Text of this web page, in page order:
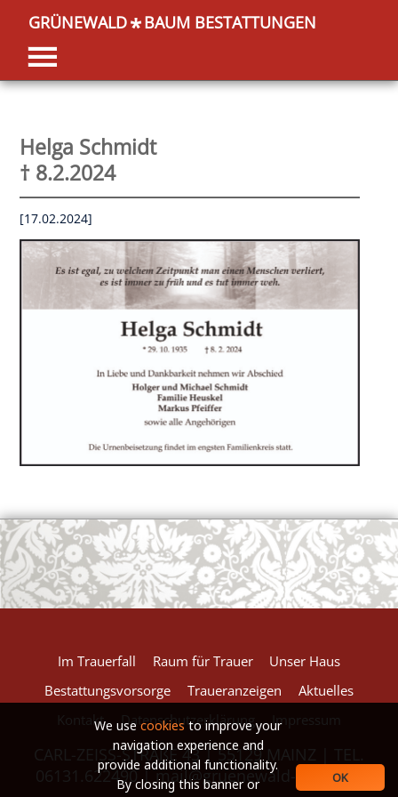
We use cookies to improve your
navigation experience and
provide additional functionality.
By closing this banner or
OK
European Commission | Cookies Policy
powered by
GRÜNEWALD*BAUM BESTATTUNGEN
Helga Schmidt
† 8.2.2024
[17.02.2024]
Im Trauerfall Raum für Trauer
Unser Haus
Bestattungsvorsorge
Traueranzeigen
Aktuelles
Kontakt
Datenschutzerklärung Impressum
CARL-ZEISS-STRAßE 43 | 55129 MAINZ | TEL.
06131.622490 |mail@gruenewald-baum.de